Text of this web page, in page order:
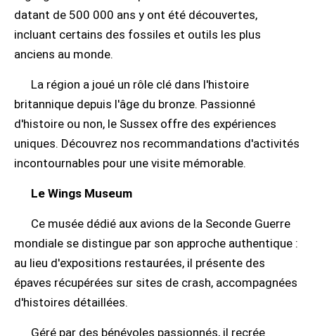
datant de 500 000 ans y ont été découvertes,
incluant certains des fossiles et outils les plus
anciens au monde.
La région a joué un rôle clé dans l'histoire
britannique depuis l'âge du bronze. Passionné
d'histoire ou non, le Sussex offre des expériences
uniques. Découvrez nos recommandations d'activités
incontournables pour une visite mémorable.
Le Wings Museum
Ce musée dédié aux avions de la Seconde Guerre
mondiale se distingue par son approche authentique :
au lieu d'expositions restaurées, il présente des
épaves récupérées sur sites de crash, accompagnées
d'histoires détaillées.
Géré par des bénévoles passionnés, il recrée